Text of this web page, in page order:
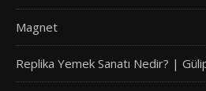
Magnet
Replika Yemek Sanatı Nedir? |